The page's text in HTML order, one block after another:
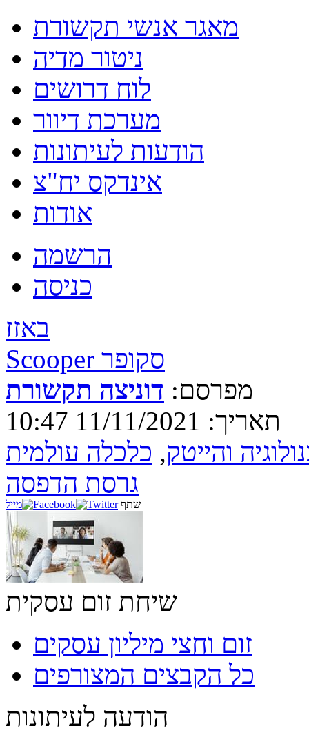
מאגר אנשי תקשורת
ניטור מדיה
לוח דרושים
מערכת דיוור
הודעות לעיתונות
אינדקס יח"צ
אודות
הרשמה
כניסה
באזז
Scooper סקופר
מפרסם: דוניצה תקשורת
תאריך: 11/11/2021 10:47
והייטק, כלכלה עולמית
גרסת הדפסה
שתף מייל
שיחת זום עסקית
זום וחצי מיליון עסקים
כל הקבצים המצורפים
הודעה לעיתונות